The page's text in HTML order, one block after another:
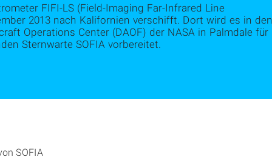
FIFI-LS (Field-Imaging Far-Infrared Line
2013 nach Kalifornien verschifft. Dort wird es in den
Operations Center (DAOF) der NASA in Palmdale für
Sternwarte SOFIA vorbereitet.
SOFIA